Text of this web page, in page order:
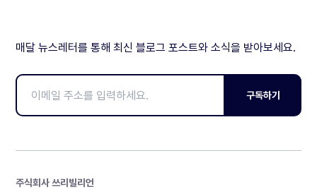
매달 뉴스레터를 통해 최신 블로그 포스트와 소식을 받아보세요.
구독하기
주식회사 쓰리빌리언